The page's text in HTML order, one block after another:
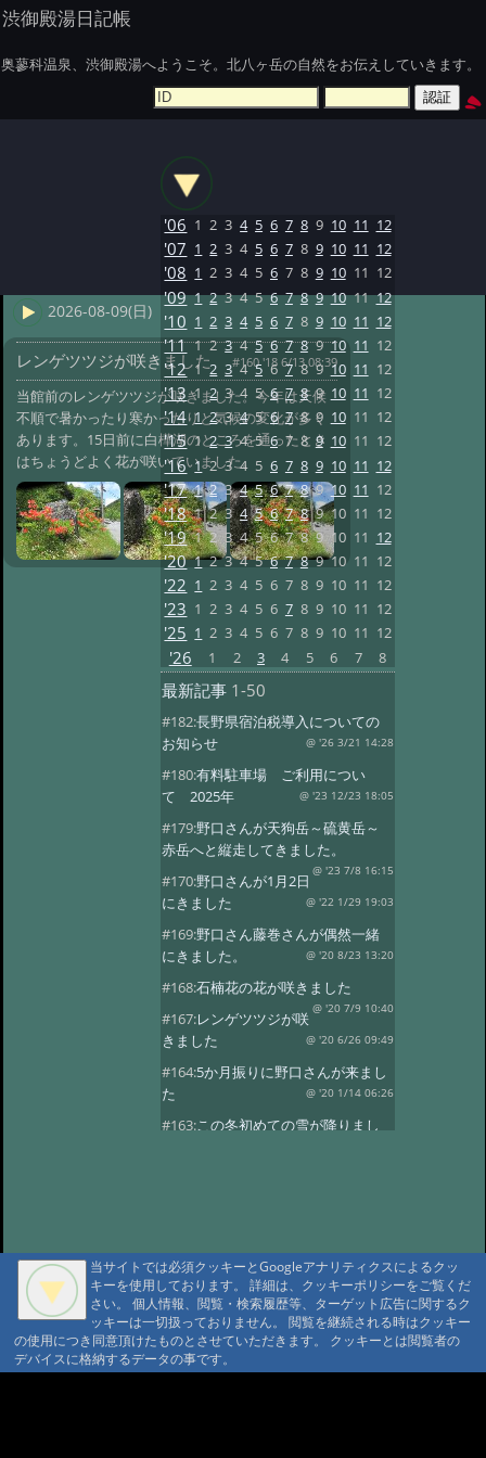
渋御殿湯日記帳
奥蓼科温泉、渋御殿湯へようこそ。北八ヶ岳の自然をお伝えしていきます。
2026-08-09(日)
レンゲツツジが咲きました #160 '18 6/13 08:39
当館前のレンゲツツジが咲きました。今年は天候
不順で暑かったり寒かったりと気候の変化が多く
あります。15日前に白樺湖のところを通ったとき
はちょうどよく花が咲いていました。
'06 1 2 3 4 5 6 7 8 9 10 11 12
'07 1 2 3 4 5 6 7 8 9 10 11 12
'08 1 2 3 4 5 6 7 8 9 10 11 12
'09 1 2 3 4 5 6 7 8 9 10 11 12
'10 1 2 3 4 5 6 7 8 9 10 11 12
'11 1 2 3 4 5 6 7 8 9 10 11 12
'12 1 2 3 4 5 6 7 8 9 10 11 12
'13 1 2 3 4 5 6 7 8 9 10 11 12
'14 1 2 3 4 5 6 7 8 9 10 11 12
'15 1 2 3 4 5 6 7 8 9 10 11 12
'16 1 2 3 4 5 6 7 8 9 10 11 12
'17 1 2 3 4 5 6 7 8 9 10 11 12
'18 1 2 3 4 5 6 7 8 9 10 11 12
'19 1 2 3 4 5 6 7 8 9 10 11 12
'20 1 2 3 4 5 6 7 8 9 10 11 12
'22 1 2 3 4 5 6 7 8 9 10 11 12
'23 1 2 3 4 5 6 7 8 9 10 11 12
'25 1 2 3 4 5 6 7 8 9 10 11 12
'26 1 2 3 4 5 6 7 8
最新記事 1-50
#182:長野県宿泊税導入についての
お知らせ
@ '26 3/21 14:28
#180:有料駐車場 ご利用につい
て 2025年
@ '23 12/23 18:05
#179:野口さんが天狗岳～硫黄岳～
赤岳へと縦走してきました。
@ '23 7/8 16:15
#170:野口さんが1月2日
にきました
@ '22 1/29 19:03
#169:野口さん藤巻さんが偶然一緒
にきました。
@ '20 8/23 13:20
#168:石楠花の花が咲きました
@ '20 7/9 10:40
#167:レンゲツツジが咲
きました
@ '20 6/26 09:49
#164:5か月振りに野口さんが来まし
た
@ '20 1/14 06:26
#163:この冬初めての雪が降りまし
続きます。
@ '18 7/1 23:23
#160:レンゲツツジが咲きました
@ '18 6/13 08:39
#159:雪が降りまし
た。びっくりです。
@ '18 5/9 23:24
#158:野口さんが久しぶりに来まし
当サイトでは必須クッキーとGoogleアナリティクスによるクッ
キーを使用しております。 詳細は、クッキーポリシーをご覧くだ
さい。 個人情報、閲覧・検索履歴等、ターゲット広告に関するク
ッキーは一切扱っておりません。 閲覧を継続される時はクッキー
の使用につき同意頂けたものとさせていただきます。 クッキーとは閲覧者の
デバイスに格納するデータの事です。